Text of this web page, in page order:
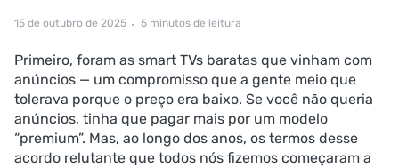
15 de outubro de 2025 5 minutos de leitura
Primeiro, foram as smart TVs baratas que vinham com
anúncios — um compromisso que a gente meio que
tolerava porque o preço era baixo. Se você não queria
anúncios, tinha que pagar mais por um modelo
“premium”. Mas, ao longo dos anos, os termos desse
acordo relutante que todos nós fizemos começaram a